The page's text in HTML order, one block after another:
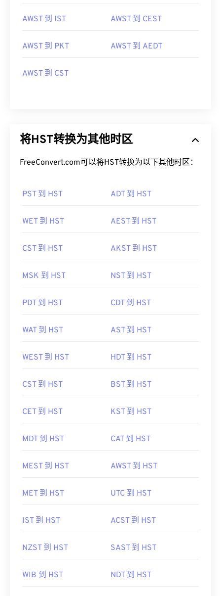
AWST 到 IST AWST 到 CEST
AWST 到 PKT AWST 到 AEDT
AWST 到 CST
将HST转换为其他时区
FreeConvert.com可以将HST转换为以下其他时区：
PST 到 HST ADT 到 HST
WET 到 HST AEST 到 HST
CST 到 HST AKST 到 HST
MSK 到 HST NST 到 HST
PDT 到 HST CDT 到 HST
WAT 到 HST AST 到 HST
WEST 到 HST HDT 到 HST
CST 到 HST BST 到 HST
CET 到 HST KST 到 HST
MDT 到 HST CAT 到 HST
MEST 到 HST AWST 到 HST
MET 到 HST UTC 到 HST
IST 到 HST ACST 到 HST
NZST 到 HST SAST 到 HST
WIB 到 HST NDT 到 HST